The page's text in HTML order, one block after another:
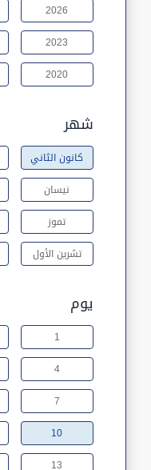
2026
2023
2020
شهر
كانون الثاني
نيسان
تموز
تشرين الأول
يوم
1
4
7
10
13